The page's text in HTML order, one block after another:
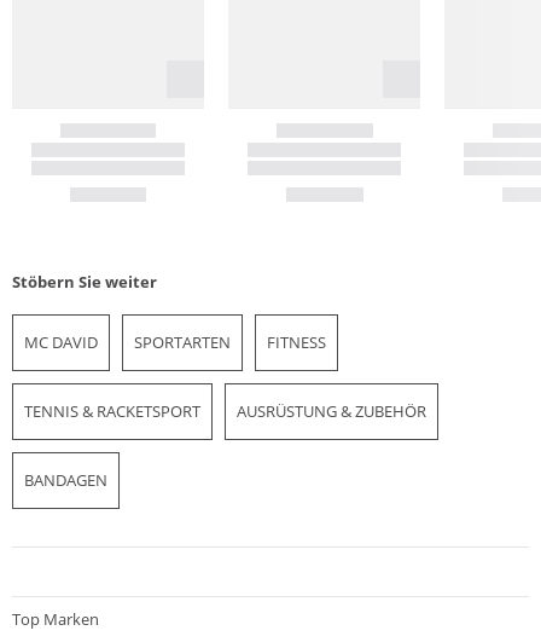
Stöbern Sie weiter
MC DAVID SPORTARTEN FITNESS
TENNIS & RACKETSPORT AUSRÜSTUNG & ZUBEHÖR
BANDAGEN
Top Marken